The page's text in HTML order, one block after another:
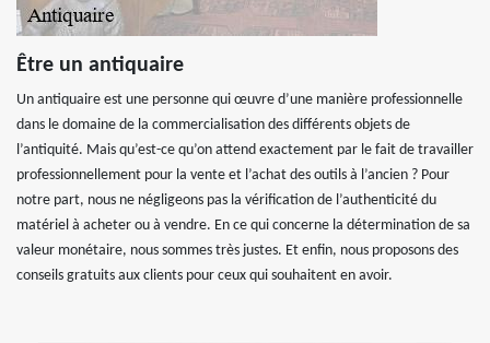
Être un antiquaire
Un antiquaire est une personne qui œuvre d’une manière professionnelle
dans le domaine de la commercialisation des différents objets de
l’antiquité. Mais qu’est-ce qu’on attend exactement par le fait de travailler
professionnellement pour la vente et l’achat des outils à l’ancien ? Pour
notre part, nous ne négligeons pas la vérification de l’authenticité du
matériel à acheter ou à vendre. En ce qui concerne la détermination de sa
valeur monétaire, nous sommes très justes. Et enfin, nous proposons des
conseils gratuits aux clients pour ceux qui souhaitent en avoir.